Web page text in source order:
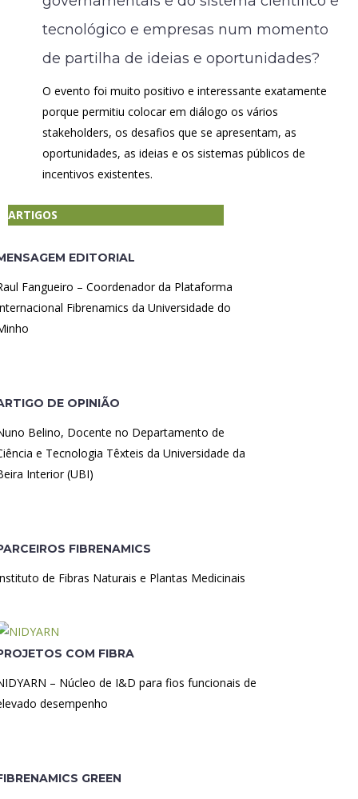
tecnológico e empresas num momento
de partilha de ideias e oportunidades?
O evento foi muito positivo e interessante exatamente
porque permitiu colocar em diálogo os vários
stakeholders, os desafios que se apresentam, as
oportunidades, as ideias e os sistemas públicos de
incentivos existentes.
ARTIGOS
EDITORIAL
Fangueiro – Coordenador da Plataforma
Fibrenamics da Universidade do
DE OPINIÃO
Belino, Docente no Departamento de
e Tecnologia Têxteis da Universidade da
Interior (UBI)
FIBRENAMICS
de Fibras Naturais e Plantas Medicinais
COM FIBRA
– Núcleo de I&D para fios funcionais de
desempenho
GREEN